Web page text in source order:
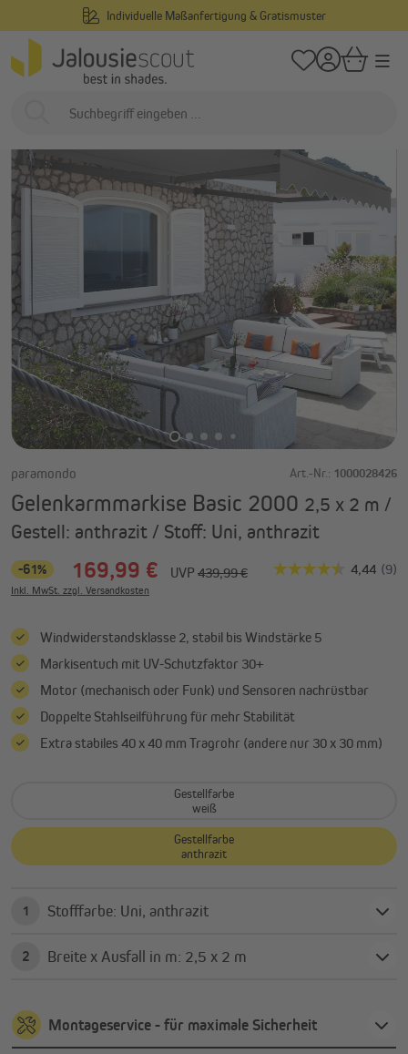
Individuelle Maßanfertigung & Gratismuster
Startseite
paramondo Art.-Nr.: 1000028426
Gelenkarmmarkise Basic 2000 2,5 x 2 m /
Gestell: anthrazit / Stoff: Uni, anthrazit
-61% 169,99 € UVP 439,99 €
Inkl. MwSt. zzgl. Versandkosten
Windwiderstandsklasse 2, stabil bis Windstärke 5
Markisentuch mit UV-Schutzfaktor 30+
Motor (mechanisch oder Funk) und Sensoren nachrüstbar
Doppelte Stahlseilführung für mehr Stabilität
Extra stabiles 40 x 40 mm Tragrohr (andere nur 30 x 30 mm)
Gestellfarbe
weiß
Gestellfarbe
anthrazit
1 Stofffarbe: Uni, anthrazit
2 Breite x Ausfall in m: 2,5 x 2 m
Montageservice - für maximale Sicherheit